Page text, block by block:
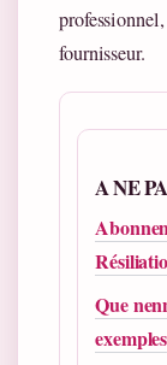
fournisseur.
A NE
Que
exemples